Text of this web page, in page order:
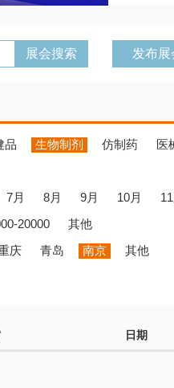
发布展
品 生物制剂 仿制药 医
7月 8月 9月 10月
20000
其他
庆 青岛 南京
其他
日期